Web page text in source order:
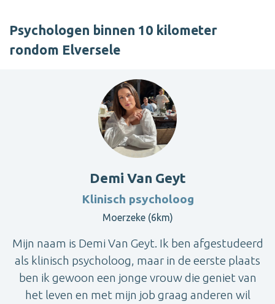
Psychologen binnen 10 kilometer
rondom Elversele
Demi Van Geyt
Klinisch psycholoog
Moerzeke (6km)
Mijn naam is Demi Van Geyt. Ik ben afgestudeerd
als klinisch psycholoog, maar in de eerste plaats
ben ik gewoon een jonge vrouw die geniet van
het leven en met mijn job graag anderen wil